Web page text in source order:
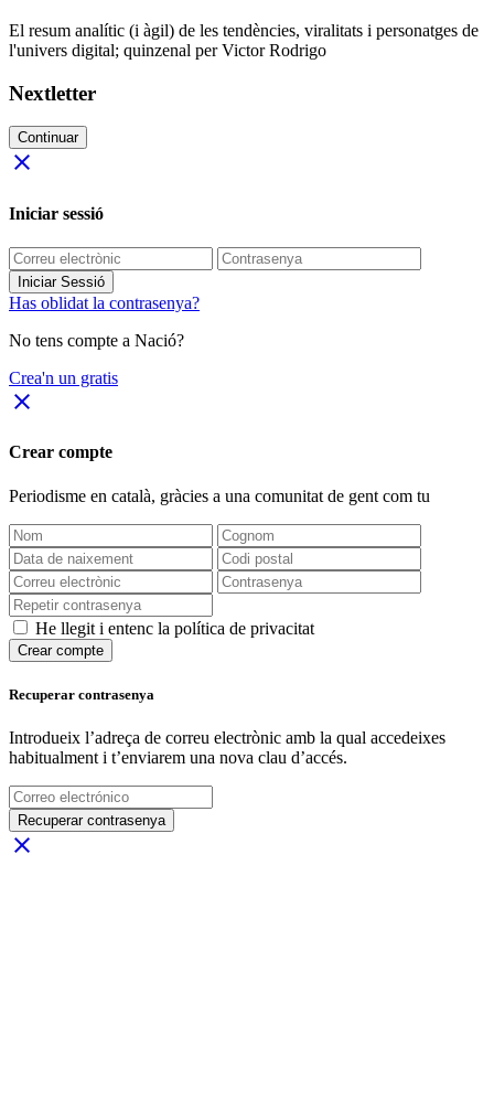
El resum analític (i àgil) de les tendències, viralitats i personatges de
l'univers digital; quinzenal per Victor Rodrigo
Nextletter
Continuar
close
Iniciar sessió
Iniciar Sessió
Has oblidat la contrasenya?
No tens compte a Nació?
Crea'n un gratis
close
Crear compte
Periodisme en català, gràcies a una comunitat de gent com tu
He llegit i entenc la política de privacitat
Crear compte
Recuperar contrasenya
Introdueix l’adreça de correu electrònic amb la qual accedeixes
habitualment i t’enviarem una nova clau d’accés.
Recuperar contrasenya
close